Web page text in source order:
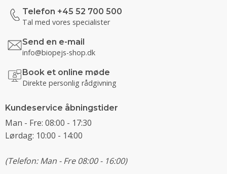
Telefon +45 52 700 500
Tal med vores specialister
Send en e-mail
info@biopejs-shop.dk
Book et online møde
Direkte personlig rådgivning
Kundeservice åbningstider
Man - Fre: 08:00 - 17:30
Lørdag: 10:00 - 14:00
(Telefon: Man - Fre 08:00 - 16:00)